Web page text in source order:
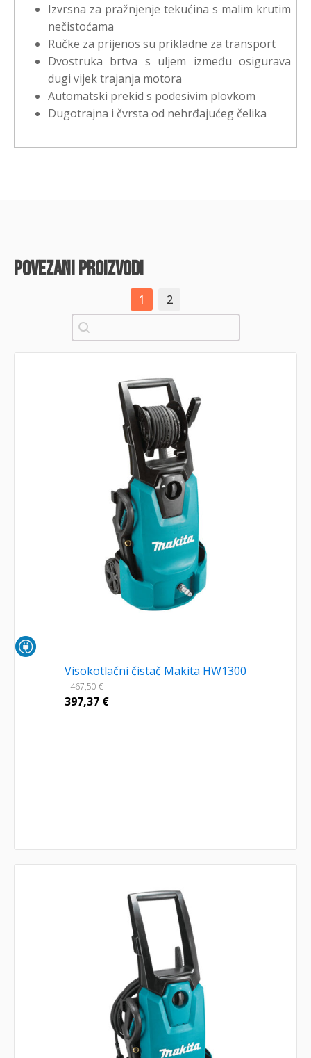
Izvrsna za pražnjenje tekućina s malim krutim
nečistoćama
Ručke za prijenos su prikladne za transport
Dvostruka brtva s uljem između osigurava
dugi vijek trajanja motora
Automatski prekid s podesivim plovkom
Dugotrajna i čvrsta od nehrđajućeg čelika
povezani proizvodi
1
2
Pretraži
Visokotlačni čistač Makita HW1300
467,50€
397,37 €